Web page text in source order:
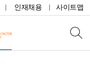
인재채용 사이트맵